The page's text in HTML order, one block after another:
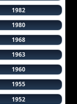
1982
1980
1968
1963
1960
1955
1952